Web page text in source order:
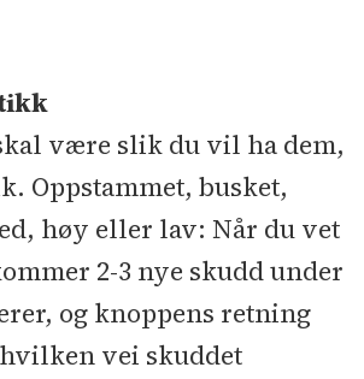
være slik du vil ha dem,
Oppstammet, busket,
høy eller lav: Når du vet
2-3 nye skudd under
og knoppens retning
vei skuddet